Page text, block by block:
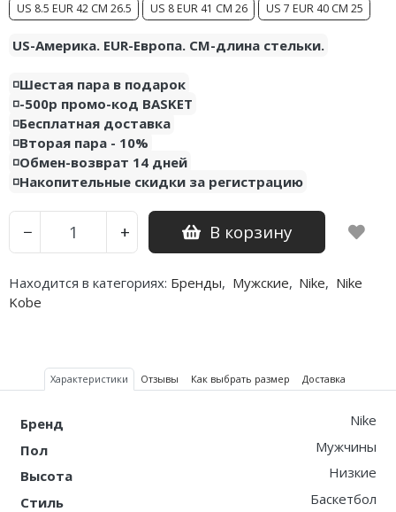
US 8.5 EUR 42 CM 26.5
US 8 EUR 41 CM 26 US 7 EUR 40 CM 25
US-Америка. EUR-Европа. CM-длина стельки.
◽️Шестая пара в подарок
◽️-500р промо-код BASKET
◽️Бесплатная доставка
◽️Вторая пара - 10%
◽️Обмен-возврат 14 дней
◽️Накопительные скидки за регистрацию
− + В корзину
Находится в категориях: Бренды, Мужские, Nike, Nike
Kobe
Характеристики Отзывы Как выбрать размер Доставка
Бренд
Nike
Пол
Мужчины
Высота
Низкие
Стиль
Баскетбол
Air Jordan 13
Air Jordan 14
Air Jordan 15
Air Jordan 23